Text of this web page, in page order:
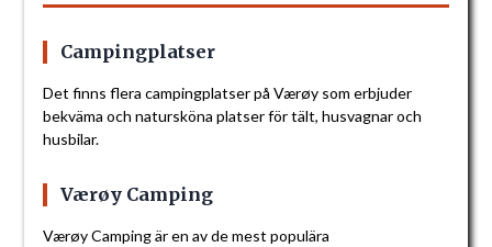
Campingplatser
Det finns flera campingplatser på Værøy som erbjuder
bekväma och natursköna platser för tält, husvagnar och
husbilar.
Værøy Camping
Værøy Camping är en av de mest populära